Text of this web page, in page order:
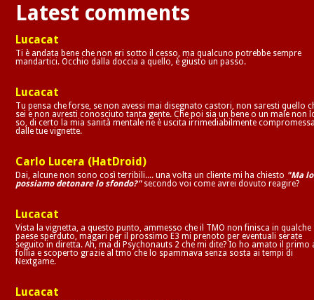
Latest comments
Lucacat
Ti è andata bene che non eri sotto il cesso, ma qualcuno potrebbe sempre
mandartici. Occhio dalla doccia a quello, è giusto un passo.
Lucacat
Tu pensa che forse, se non avessi mai disegnato castori, non saresti quello
sei e non avresti conosciuto tanta gente. Che poi sia un bene o un male non
so, di certo la mia sanità mentale ne è uscita irrimediabilmente
dalle tue vignette.
Carlo Lucera (HatDroid)
Dai, alcune non sono così terribili.... una volta un cliente mi ha chiesto "Ma lo
possiamo detonare lo sfondo?"secondo voi come avrei dovuto reagire?
Lucacat
Vista la vignetta, a questo punto, ammesso che il TMO non finisca in qualche
paese sperduto, magari per il prossimo E3 mi prenoto per eventuali serate
seguito in diretta. Ah, ma di Psychonauts 2 che mi dite? Io ho amato il primo
follia e scoperto grazie al tmo che lo spammava senza sosta ai tempi di
Nextgame.
Lucacat